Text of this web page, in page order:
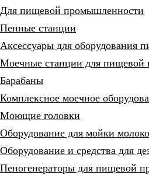
Для пищевой промышленности
Пенные станции
Аксессуары для оборудования
Моечные станции для пищевой
Барабаны
Комплексное моечное
Моющие головки
Оборудование для мойки
Оборудование и средства для
Пеногенераторы для пищевой